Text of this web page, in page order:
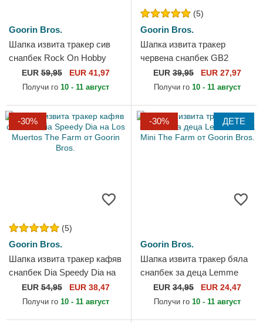
Goorin Bros.
Шапка извита тракер сив
снапбек Rock On Hobby
Horse Happy Thoughts The
Farm от Goorin Bros.
EUR59,95 EUR 41,97
Получи го 10 - 11 август
(5)
Goorin Bros.
Шапка извита тракер
червена снапбек GB2
Raging Bull The Rocker The
Farm от Goorin Bros.
EUR 39,95 EUR 27,97
Получи го 10 - 11 август
-30%
(5)
Goorin Bros.
Шапка извита тракер кафяв
снапбек Dia Speedy Dia на
Los Muertos The Farm от
Goorin Bros.
EUR54,95 EUR 38,47
Получи го 10 - 11 август
-30% ДЕТЕ
Goorin Bros.
Шапка извита тракер бяла
снапбек за деца Lemme
Cook Mini The Farm от
Goorin Bros.
EUR 34,95 EUR 24,47
Получи го 10 - 11 август